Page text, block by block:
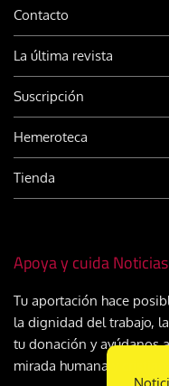
Contacto
La última revista
Suscripción
Hemeroteca
Tienda
Apoya y cuida
Tu aportación hace
la dignidad del trabajo,
tu donación y ayúdanos
mirada humana y